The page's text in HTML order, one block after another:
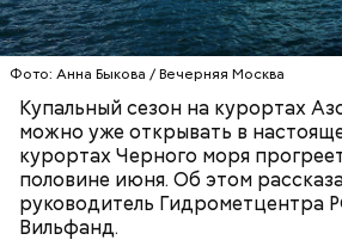
Фото: Анна Быкова / Вечерняя Москва
Купальный сезон на курортах
можно уже открывать в
курортах Черного моря
половине июня. Об этом
руководитель Гидрометцентра
Вильфанд.